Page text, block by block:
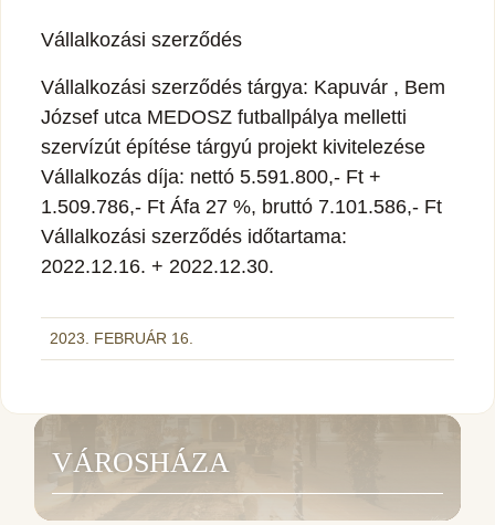
Vállalkozási szerződés
Vállalkozási szerződés tárgya: Kapuvár , Bem
József utca MEDOSZ futballpálya melletti
szervízút építése tárgyú projekt kivitelezése
Vállalkozás díja: nettó 5.591.800,- Ft +
1.509.786,- Ft Áfa 27 %, bruttó 7.101.586,- Ft
Vállalkozási szerződés időtartama:
2022.12.16. + 2022.12.30.
2023. FEBRUÁR 16.
VÁROSHÁZA